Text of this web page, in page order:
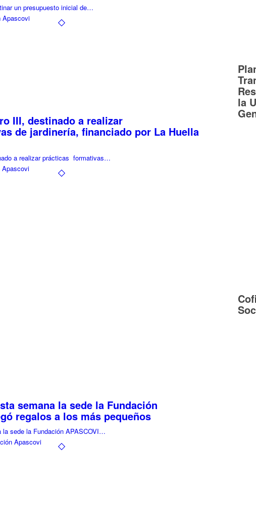
un presupuesto inicial de…
Apascovi
III, destinado a realizar
de jardinería, financiado por La Huella
a realizar prácticas formativas…
Apascovi
semana la sede la Fundación
regalos a los más pequeños
la sede la Fundación APASCOVI…
Apascovi
la